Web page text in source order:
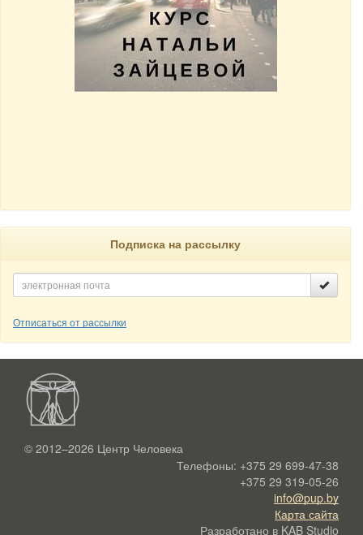
Подписка на рассылку
Отписаться от рассылки
© 2012–2026 Центр Человека
Телефоны: +375 29 699-47-38
+375 29 319-05-26
info@pup.by
Карта сайта
Разработано в KAB Studio